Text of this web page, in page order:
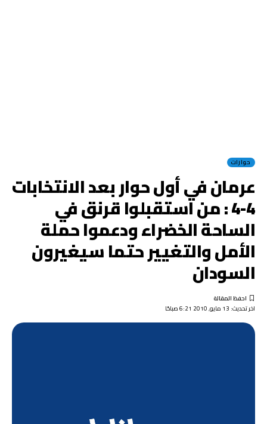
حوارات
عرمان في أول حوار بعد الانتخابات
4-4 : من استقبلوا قرنق في
الساحة الخضراء ودعموا حملة
الأمل والتغيير حتما سيغيرون
السودان
اخر تحديث: 13 مايو, 2010 6:21 صباحًا